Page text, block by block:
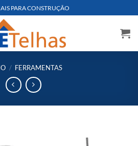
PARA CONSTRUÇÃO
/ FERRAMENTAS